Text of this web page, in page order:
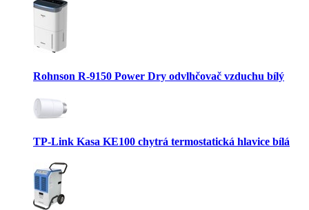
Rohnson R-9150 Power Dry odvlhčovač vzduchu bílý
TP-Link Kasa KE100 chytrá termostatická hlavice bílá